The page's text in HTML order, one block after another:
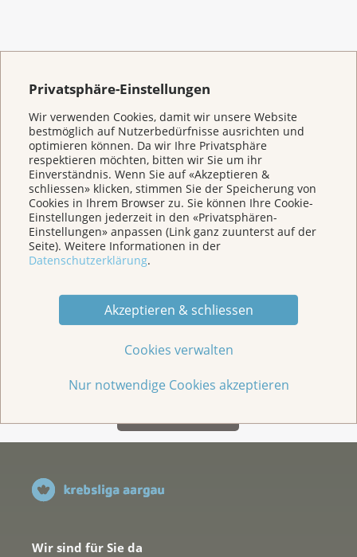
Privatsphäre-Einstellungen
Wir verwenden Cookies, damit wir unsere Website
bestmöglich auf Nutzerbedürfnisse ausrichten und
optimieren können. Da wir Ihre Privatsphäre
respektieren möchten, bitten wir Sie um ihr
Einverständnis. Wenn Sie auf «Akzeptieren &
schliessen» klicken, stimmen Sie der Speicherung von
Cookies in Ihrem Browser zu. Sie können Ihre Cookie-
Einstellungen jederzeit in den «Privatsphären-
Einstellungen» anpassen (Link ganz zuunterst auf der
Seite). Weitere Informationen in der
Datenschutzerklärung.
Akzeptieren & schliessen
Cookies verwalten
Nur notwendige Cookies akzeptieren
Transaktionsgebühren bei Online-
Spenden
Je nach Zahlungsmittel fallen für Ihre Online-
Spende unterschiedliche Gebühren an. Diese
werden von den Zahlungs- und Fundraising-
Dienstleistern festgelegt und direkt vom
Spendenbetrag abgezogen. Die Krebsliga Aargau
hat keinen Einfluss auf die Höhe dieser Gebühren.
Wenn Sie für die Spende einen QR-
Einzahlungsschein verwenden, sind die Gebühren
Wir sind für Sie da